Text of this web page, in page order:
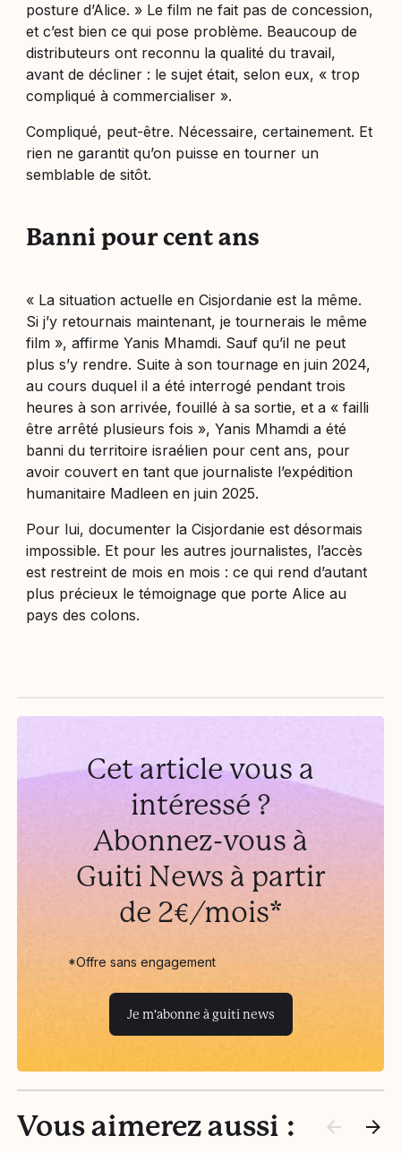
posture d’Alice. » Le film ne fait pas de concession,
et c’est bien ce qui pose problème. Beaucoup de
distributeurs ont reconnu la qualité du travail,
avant de décliner : le sujet était, selon eux, « trop
compliqué à commercialiser ».
Compliqué, peut-être. Nécessaire, certainement. Et
rien ne garantit qu’on puisse en tourner un
semblable de sitôt.
Banni pour cent ans
« La situation actuelle en Cisjordanie est la même.
Si j’y retournais maintenant, je tournerais le même
film », affirme Yanis Mhamdi. Sauf qu’il ne peut
plus s’y rendre. Suite à son tournage en juin 2024,
au cours duquel il a été interrogé pendant trois
heures à son arrivée, fouillé à sa sortie, et a « failli
être arrêté plusieurs fois », Yanis Mhamdi a été
banni du territoire israélien pour cent ans, pour
avoir couvert en tant que journaliste l’expédition
humanitaire Madleen en juin 2025.
Pour lui, documenter la Cisjordanie est désormais
impossible. Et pour les autres journalistes, l’accès
est restreint de mois en mois : ce qui rend d’autant
plus précieux le témoignage que porte Alice au
pays des colons.
Cet article vous a
intéressé ?
Abonnez-vous à
Guiti News à partir
de 2€/mois*
*Offre sans engagement
Je m'abonne à guiti news
Vous aimerez aussi :